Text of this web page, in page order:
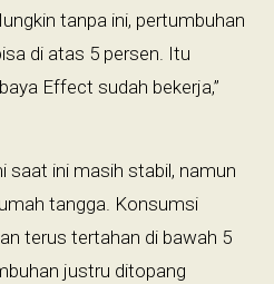
tanpa ini, pertumbuhan
di atas 5 persen. Itu
Effect sudah bekerja,”
saat ini masih stabil, namun
tangga. Konsumsi
terus tertahan di bawah 5
justru ditopang